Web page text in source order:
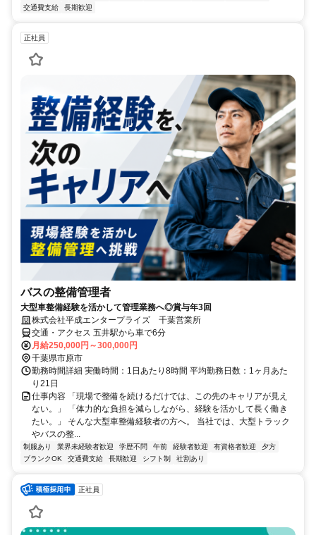
交通費支給
長期歓迎
正社員
バスの整備管理者
大型車整備経験を活かして管理業務へ◎賞与年3回
株式会社平成エンタープライズ 千葉営業所
交通・アクセス 五井駅から車で6分
月給250,000円～300,000円
千葉県市原市
勤務時間詳細 実働時間：1日あたり8時間 平均勤務日数：1ヶ月あた
り21日
仕事内容 「現場で整備を続けるだけでは、この先のキャリアが見え
ない。」 「体力的な負担を減らしながら、経験を活かして長く働き
たい。」 そんな大型車整備経験者の方へ。 当社では、大型トラック
やバスの整...
制服あり 業界未経験者歓迎 学歴不問 午前 経験者歓迎 有資格者歓迎
夕方
ブランクOK
交通費支給 長期歓迎 シフト制 社割あり
正社員